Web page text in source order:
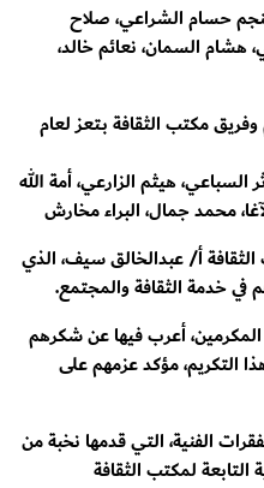
حسام الشراعي، صلاح
هشام السمان، نعائم خالد،
مكتب الثقافة بـتعز لعام
هيثم الزارعي، أمة الله
محمد جمال، البراء مخارش
أ/ عبدالخالق سيف، الذي
في خدمة الثقافة والمجتمع.
أعرب فيها عن شكرهم
التكريم، مؤكد عزمهم على
الفنية، التي قدمها نخبة من
التابعة لمكتب الثقافة